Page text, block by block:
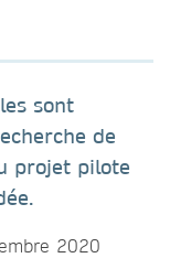
sont
de
projet pilote
2020